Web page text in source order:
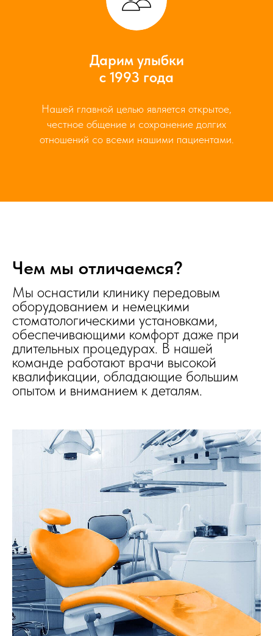
Дарим улыбки
с 1993 года
Нашей главной целью является открытое,
честное общение и сохранение долгих
отношений со всеми нашими пациентами.
Чем мы отличаемся?
Мы оснастили клинику передовым
оборудованием и немецкими
стоматологическими установками,
обеспечивающими комфорт даже при
длительных процедурах. В нашей
команде работают врачи высокой
квалификации, обладающие большим
опытом и вниманием к деталям.